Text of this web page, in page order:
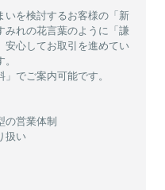
いを検討するお客様の「新
みれの花言葉のように「謙
安心してお取引を進めてい
でご案内可能です。
の営業体制
扱い